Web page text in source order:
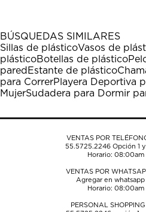
1
estrella
Esta
acción
abrirá
el
formulario
envío.
estrellas.
Esta
acción
abrirá
el
formulario
envío.
estrellas.
Esta
acción
abrirá
el
formulario
envío.
estrellas.
Esta
acción
abrirá
el
formulario
envío.
estrellas.
Esta
acción
abrirá
el
formulario
envío.
BÚSQUEDAS SIMILARES
Sillas de plásticoVasos de
plásticoBotellas de plástico
pared Estante de plástico
para CorrerPlayera Deportiva
MujerSudadera para Dormir
VENTAS POR
55.5725.2246Opción 1
Horario:
VENTAS POR
Agregar en
Horario:
PERSONAL